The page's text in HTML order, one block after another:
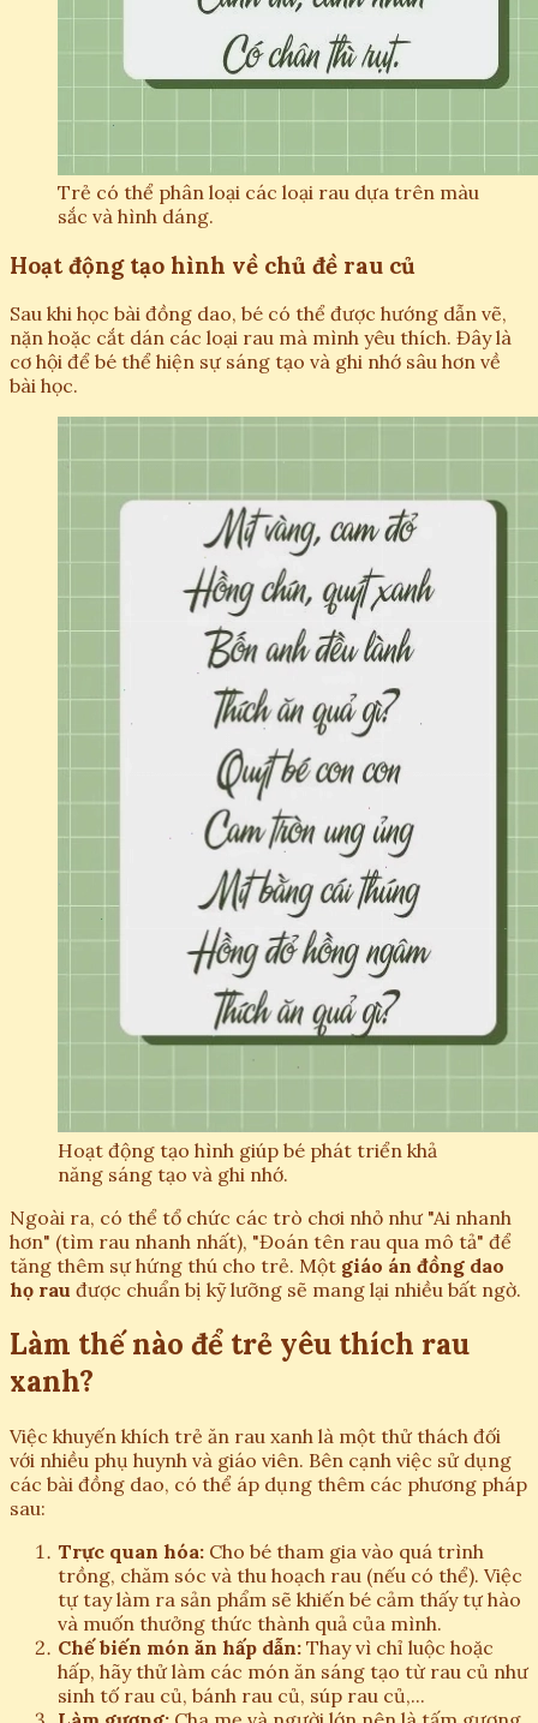
Trẻ có thể phân loại các loại rau dựa trên màu
sắc và hình dáng.
Hoạt động tạo hình về chủ đề rau củ
Sau khi học bài đồng dao, bé có thể được hướng dẫn vẽ,
nặn hoặc cắt dán các loại rau mà mình yêu thích. Đây là
cơ hội để bé thể hiện sự sáng tạo và ghi nhớ sâu hơn về
bài học.
Hoạt động tạo hình giúp bé phát triển khả
năng sáng tạo và ghi nhớ.
Ngoài ra, có thể tổ chức các trò chơi nhỏ như "Ai nhanh
hơn" (tìm rau nhanh nhất), "Đoán tên rau qua mô tả" để
tăng thêm sự hứng thú cho trẻ. Một giáo án đồng dao
họ rau được chuẩn bị kỹ lưỡng sẽ mang lại nhiều bất ngờ.
Làm thế nào để trẻ yêu thích rau
xanh?
Việc khuyến khích trẻ ăn rau xanh là một thử thách đối
với nhiều phụ huynh và giáo viên. Bên cạnh việc sử dụng
các bài đồng dao, có thể áp dụng thêm các phương pháp
sau:
Trực quan hóa: Cho bé tham gia vào quá trình
trồng, chăm sóc và thu hoạch rau (nếu có thể). Việc
tự tay làm ra sản phẩm sẽ khiến bé cảm thấy tự hào
và muốn thưởng thức thành quả của mình.
Chế biến món ăn hấp dẫn: Thay vì chỉ luộc hoặc
hấp, hãy thử làm các món ăn sáng tạo từ rau củ như
sinh tố rau củ, bánh rau củ, súp rau củ,...